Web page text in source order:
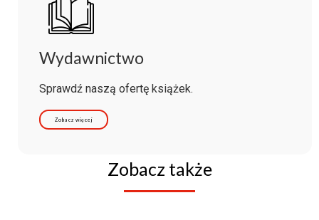
Wydawnictwo
Sprawdź naszą ofertę książek.
Zobacz więcej
Zobacz także